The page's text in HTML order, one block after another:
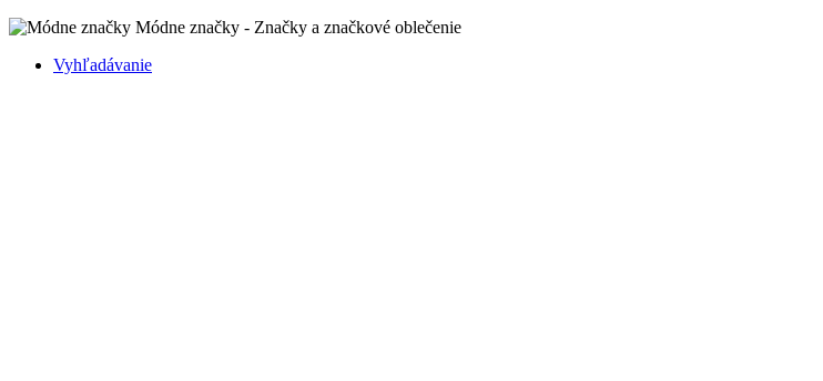
Módne značky - Značky a značkové oblečenie
Vyhľadávanie